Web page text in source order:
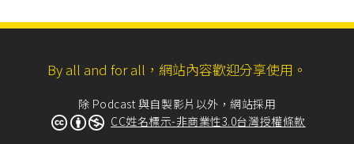
By all and for all，網站內容歡迎分享使用。
除 Podcast 與自製影片以外，網站採用
CC姓名標示-非商業性3.0台灣授權條款